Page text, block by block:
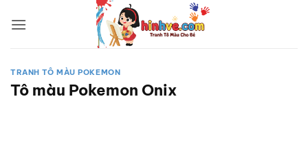
qua
TRANH TÔ MÀU POKEMON
Tô màu Pokemon Onix